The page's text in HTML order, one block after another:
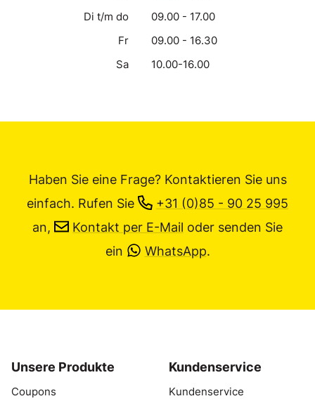
Di t/m do
09.00 - 17.00
Fr
09.00 - 16.30
Sa
10.00-16.00
Haben Sie eine Frage? Kontaktieren Sie uns
einfach. Rufen Sie
+31 (0)85 - 90 25 995
an,
Kontakt per E-Mail oder senden Sie
ein
WhatsApp.
Unsere Produkte
Coupons
Kundenservice
Kundenservice